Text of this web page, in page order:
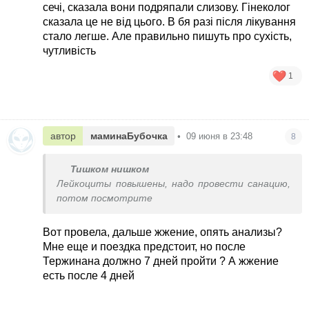
сечі, сказала вони подряпали слизову. Гінеколог
сказала це не від цього. В бя разі після лікування
стало легше. Але правильно пишуть про сухість,
чутливість
1
автор маминаБубочка • 09 июня в 23:48 8
Тишком нишком
Лейкоциты повышены, надо провести санацию,
потом посмотрите
Вот провела, дальше жжение, опять анализы?
Мне еще и поездка предстоит, но после
Тержинана должно 7 дней пройти ? А жжение
есть после 4 дней